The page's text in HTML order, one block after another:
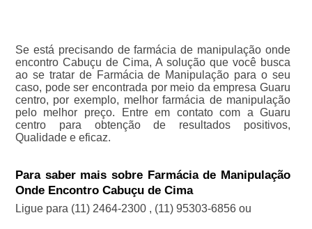
Se está precisando de farmácia de manipulação onde
encontro Cabuçu de Cima, A solução que você busca
ao se tratar de Farmácia de Manipulação para o seu
caso, pode ser encontrada por meio da empresa Guaru
centro, por exemplo, melhor farmácia de manipulação
pelo melhor preço. Entre em contato com a Guaru
centro para obtenção de resultados positivos,
Qualidade e eficaz.
Para saber mais sobre Farmácia de Manipulação
Onde Encontro Cabuçu de Cima
Ligue para (11) 2464-2300 , (11) 95303-6856 ou